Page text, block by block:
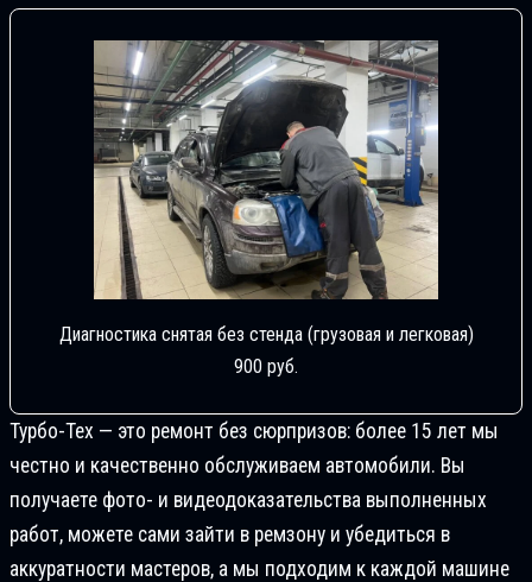
Диагностика снятая без стенда (грузовая и легковая)
900 руб.
Турбо-Тех — это ремонт без сюрпризов: более 15 лет мы
честно и качественно обслуживаем автомобили. Вы
получаете фото- и видеодоказательства выполненных
работ, можете сами зайти в ремзону и убедиться в
аккуратности мастеров, а мы подходим к каждой машине